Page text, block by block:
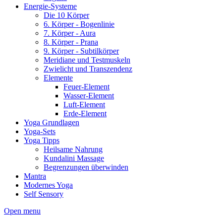
Energie-Systeme
Die 10 Körper
6. Körper - Bogenlinie
7. Körper - Aura
8. Körper - Prana
9. Körper - Subtilkörper
Meridiane und Testmuskeln
Zwielicht und Transzendenz
Elemente
Feuer-Element
Wasser-Element
Luft-Element
Erde-Element
Yoga Grundlagen
Yoga-Sets
Yoga Tipps
Heilsame Nahrung
Kundalini Massage
Begrenzungen überwinden
Mantra
Modernes Yoga
Self Sensory
Open menu